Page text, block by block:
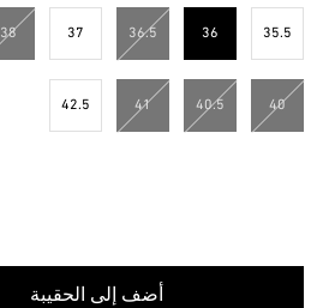
35.5
36
36.5
37
38
40
40.5
41
42.5
أضف إلى الحقيبة